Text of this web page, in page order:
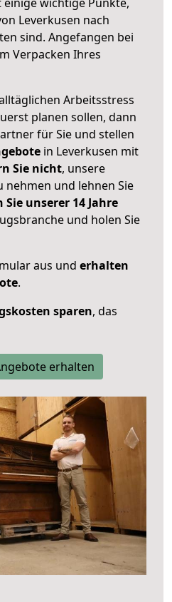
Leverkusen nach
sind. Angefangen bei
Verpacken Ihres
Arbeitsstress
planen sollen, dann
für Sie und stellen
in Leverkusen mit
Sie nicht, unsere
nehmen und lehnen Sie
unserer 14 Jahre
und holen Sie
aus und erhalten
.
sparen, das
erhalten